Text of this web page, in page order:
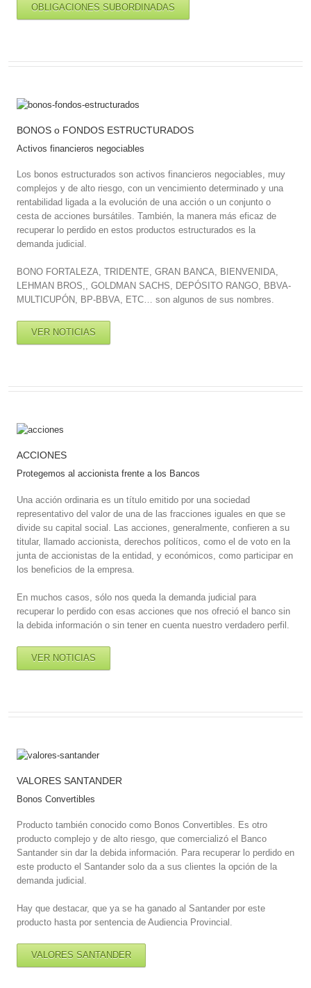
OBLIGACIONES SUBORDINADAS
BONOS o FONDOS ESTRUCTURADOS
Activos financieros negociables
Los bonos estructurados son activos financieros negociables, muy
complejos y de alto riesgo, con un vencimiento determinado y una
rentabilidad ligada a la evolución de una acción o un conjunto o
cesta de acciones bursátiles. También, la manera más eficaz de
recuperar lo perdido en estos productos estructurados es la
demanda judicial.
BONO FORTALEZA, TRIDENTE, GRAN BANCA, BIENVENIDA,
LEHMAN BROS,, GOLDMAN SACHS, DEPÓSITO RANGO, BBVA-
MULTICUPÓN, BP-BBVA, ETC… son algunos de sus nombres.
VER NOTICIAS
ACCIONES
Protegemos al accionista frente a los Bancos
Una acción ordinaria es un título emitido por una sociedad
representativo del valor de una de las fracciones iguales en que se
divide su capital social. Las acciones, generalmente, confieren a su
titular, llamado accionista, derechos políticos, como el de voto en la
junta de accionistas de la entidad, y económicos, como participar en
los beneficios de la empresa.
En muchos casos, sólo nos queda la demanda judicial para
recuperar lo perdido con esas acciones que nos ofreció el banco sin
la debida información o sin tener en cuenta nuestro verdadero perfil.
VER NOTICIAS
VALORES SANTANDER
Bonos Convertibles
Producto también conocido como Bonos Convertibles. Es otro
producto complejo y de alto riesgo, que comercializó el Banco
Santander sin dar la debida información. Para recuperar lo perdido en
este producto el Santander solo da a sus clientes la opción de la
demanda judicial.
Hay que destacar, que ya se ha ganado al Santander por este
producto hasta por sentencia de Audiencia Provincial.
VALORES SANTANDER